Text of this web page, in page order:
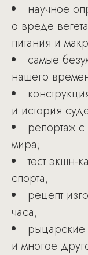
научное
о вреде
питания и
самые
нашего
и история
репортаж
мира;
тест экшн-
спорта;
рецепт
часа;
и многое